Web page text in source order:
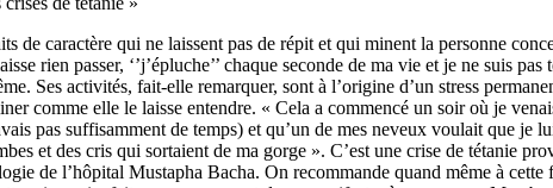
de caractère qui ne laissent pas de répit et qui minent la personne
rien passer, ‘’j’épluche’’ chaque seconde de ma vie et je ne suis
Ses activités, fait-elle remarquer, sont à l’origine d’un stress
comme elle le laisse entendre. « Cela a commencé un soir où je
pas suffisamment de temps) et qu’un de mes neveux voulait que
et des cris qui sortaient de ma gorge ». C’est une crise de tétanie
de l’hôpital Mustapha Bacha. On recommande quand même à